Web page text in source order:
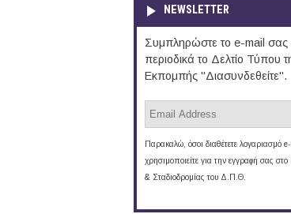
NEWSLETTER
Συμπληρώστε το e-mail σας
περιοδικά το Δελτίο Τύπου
Εκπομπής "Διασυνδεθείτε".
Παρακαλώ, όσοι διαθέτετε λογαριασμό
χρησιμοποιείτε για την εγγραφή σας
& Σταδιοδρομίας του Δ.Π.Θ.